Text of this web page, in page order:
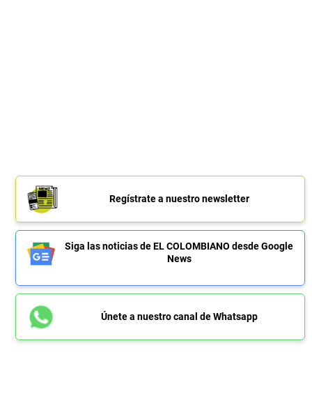
Regístrate a nuestro newsletter
Siga las noticias de EL COLOMBIANO desde Google
News
Únete a nuestro canal de Whatsapp